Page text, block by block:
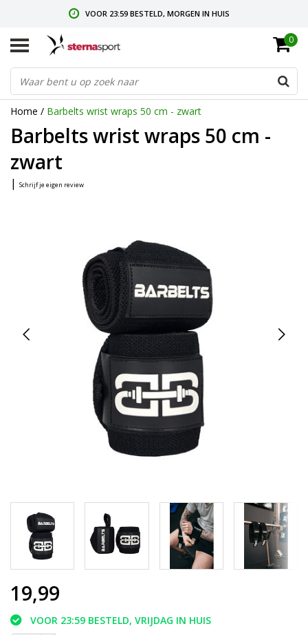
VOOR 23:59 BESTELD, MORGEN IN HUIS
GRATIS RETOURNEREN & RUILEN
0
Home / Barbelts wrist wraps 50 cm - zwart
Barbelts wrist wraps 50 cm -
zwart
| Schrijf je eigen review
19,99
VOOR 23:59 BESTELD, VRIJDAG IN HUIS